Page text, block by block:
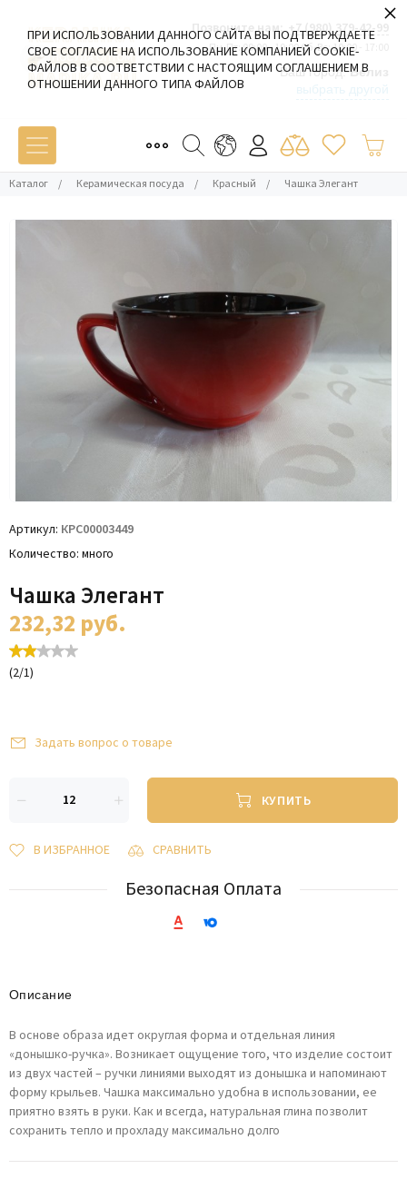
Позвоните нам: +7 (980) 379-42-99
Пн-Пт: 09:00 - 19:00 Сб-Вс: 10:00 - 17:00
Ваш город:Белиз
Каталог / Керамическая посуда / Красный / Чашка Элегант
Артикул КРС00003449
Количество много
Чашка Элегант
232,32 руб.
(2/1)
Задать вопрос о товаре
КУПИТЬ
В ИЗБРАННОЕ СРАВНИТЬ
Безопасная Оплата
Описание
В основе образа идет округлая форма и отдельная линия
«донышко-ручка». Возникает ощущение того, что изделие состоит
из двух частей – ручки линиями выходят из донышка и напоминают
форму крыльев. Чашка максимально удобна в использовании, ее
приятно взять в руки. Как и всегда, натуральная глина позволит
сохранить тепло и прохладу максимально долго
ПРИ ИСПОЛЬЗОВАНИИ ДАННОГО САЙТА ВЫ ПОДТВЕРЖДАЕТЕ
СВОЕ СОГЛАСИЕ НА ИСПОЛЬЗОВАНИЕ КОМПАНИЕЙ COOKIE-
ФАЙЛОВ В СООТВЕТСТВИИ С НАСТОЯЩИМ СОГЛАШЕНИЕМ В
ОТНОШЕНИИ ДАННОГО ТИПА ФАЙЛОВ
×